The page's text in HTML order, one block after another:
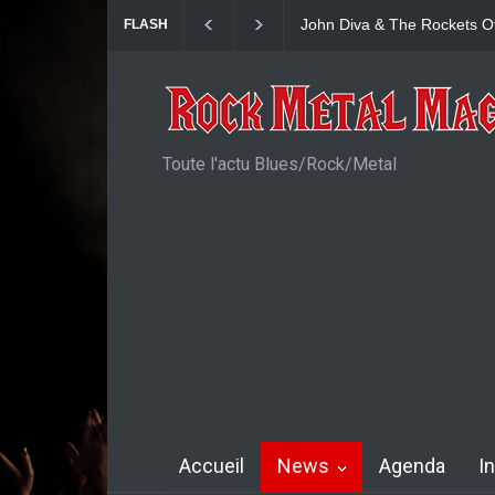
FLASH Yngwie Malmsteen : Single
Toute l'actu Blues/Rock/Metal
Accueil News Agenda